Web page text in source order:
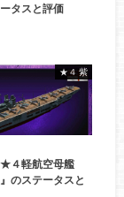
タスと評価
★４ 紫
４軽航空母艦
のステータスと